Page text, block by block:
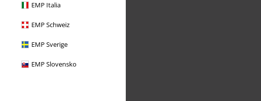
EMP Italia
EMP Schweiz
EMP Sverige
EMP Slovensko